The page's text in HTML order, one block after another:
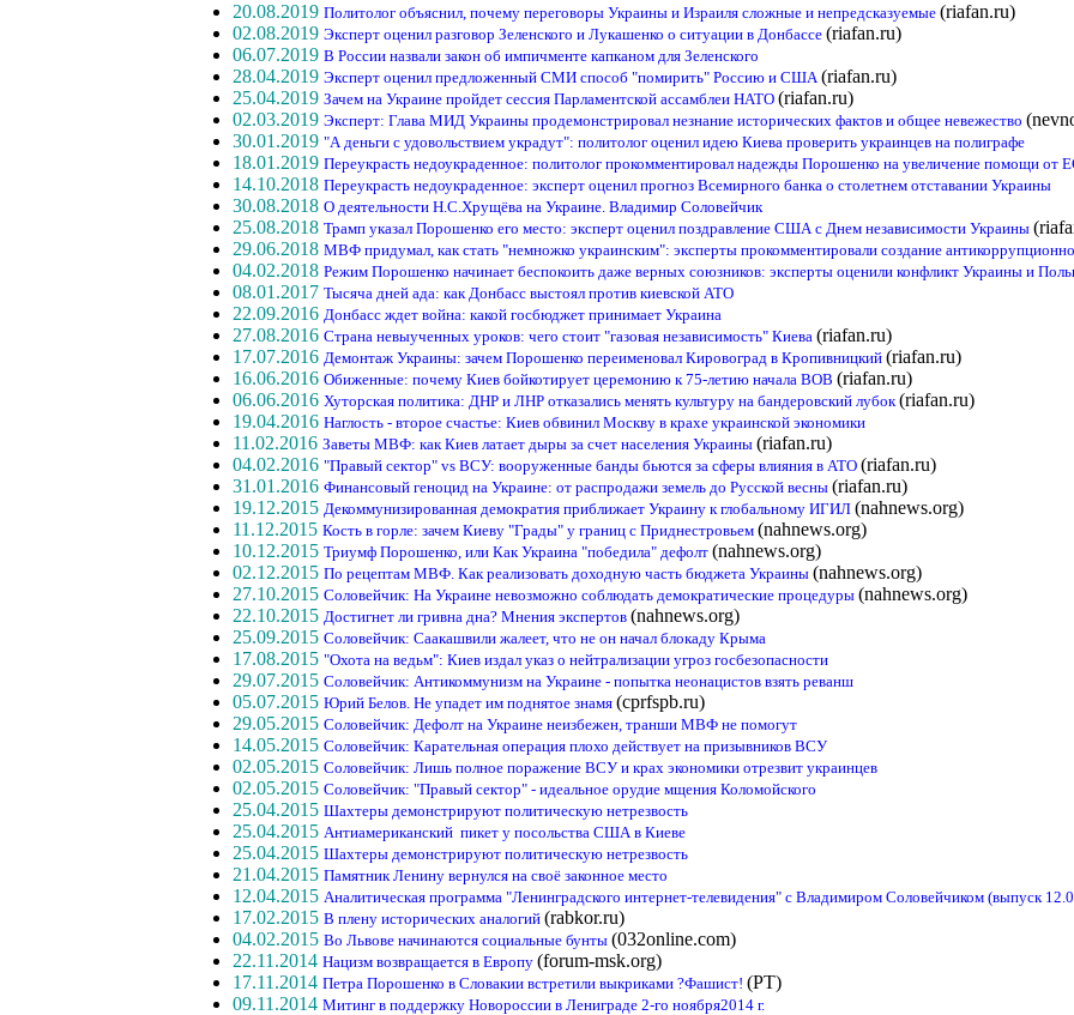
20.08.2019 Политолог объяснил, почему переговоры Украины и Израиля сложные и непредсказуемые (riafan.ru)
02.08.2019 Эксперт оценил разговор Зеленского и Лукашенко о ситуации в Донбассе (riafan.ru)
06.07.2019 В России назвали закон об импичменте капканом для Зеленского
28.04.2019 Эксперт оценил предложенный СМИ способ "помирить" Россию и США(riafan.ru)
25.04.2019 Зачем на Украине пройдет сессия Парламентской ассамблеи НАТО (riafan.ru)
02.03.2019 Эксперт: Глава МИД Украины продемонстрировал незнание исторических фактов и общее невежество
30.01.2019 "А деньги с удовольствием украдут": политолог оценил идею Киева проверить украинцев на полиграфе
18.01.2019 Переукрасть недоукраденное: политолог прокомментировал надежды Порошенко на увеличение помощи от
14.10.2018 Переукрасть недоукраденное: эксперт оценил прогноз Всемирного банка о столетнем отставании Украины
30.08.2018 О деятельности Н.С.Хрущёва на Украине. Владимир Соловейчик
25.08.2018 Трамп указал Порошенко его место: эксперт оценил поздравление США с Днем независимости Украины
29.06.2018 МВФ придумал, как стать "немножко украинским": эксперты прокомментировали создание
04.02.2018 Режим Порошенко начинает беспокоить даже верных союзников: эксперты оценили конфликт Украины и
08.01.2017 Тысяча дней ада: как Донбасс выстоял против киевской АТО
22.09.2016 Донбасс ждет война: какой госбюджет принимает Украина
27.08.2016 Страна невыученных уроков: чего стоит "газовая независимость" Киева (riafan.ru)
17.07.2016 Демонтаж Украины: зачем Порошенко переименовал Кировоград в Кропивницкий (riafan.ru)
16.06.2016 Обиженные: почему Киев бойкотирует церемонию к 75-летию начала ВОВ (riafan.ru)
06.06.2016 Хуторская политика: ДНР и ЛНР отказались менять культуру на бандеровский лубок(riafan.ru)
19.04.2016 Наглость - второе счастье: Киев обвинил Москву в крахе украинской экономики
11.02.2016 Заветы МВФ: как Киев латает дыры за счет населения Украины (riafan.ru)
04.02.2016 "Правый сектор" vs ВСУ: вооруженные банды бьются за сферы влияния в АТО (riafan.ru)
31.01.2016 Финансовый геноцид на Украине: от распродажи земель до Русской весны (riafan.ru)
19.12.2015 Декоммунизированная демократия приближает Украину к глобальному ИГИЛ (nahnews.org)
11.12.2015 Кость в горле: зачем Киеву "Грады" у границ с Приднестровьем (nahnews.org)
10.12.2015 Триумф Порошенко, или Как Украина "победила" дефолт (nahnews.org)
02.12.2015 По рецептам МВФ. Как реализовать доходную часть бюджета Украины (nahnews.org)
27.10.2015 Соловейчик: На Украине невозможно соблюдать демократические процедуры (nahnews.org)
22.10.2015 Достигнет ли гривна дна? Мнения экспертов (nahnews.org)
25.09.2015 Соловейчик: Саакашвили жалеет, что не он начал блокаду Крыма
17.08.2015 "Охота на ведьм": Киев издал указ о нейтрализации угроз госбезопасности
29.07.2015 Соловейчик: Антикоммунизм на Украине - попытка неонацистов взять реванш
05.07.2015 Юрий Белов. Не упадет им поднятое знамя (cprfspb.ru)
29.05.2015 Соловейчик: Дефолт на Украине неизбежен, транши МВФ не помогут
14.05.2015 Соловейчик: Карательная операция плохо действует на призывников ВСУ
02.05.2015 Соловейчик: Лишь полное поражение ВСУ и крах экономики отрезвит украинцев
02.05.2015 Соловейчик: "Правый сектор" - идеальное орудие мщения Коломойского
25.04.2015 Шахтеры демонстрируют политическую нетрезвость
25.04.2015 Антиамериканский пикет у посольства США в Киеве
25.04.2015 Шахтеры демонстрируют политическую нетрезвость
21.04.2015 Памятник Ленину вернулся на своё законное место
12.04.2015 Аналитическая программа "Ленинградского интернет-телевидения" с Владимиром Соловейчиком (выпуск
17.02.2015 В плену исторических аналогий (rabkor.ru)
04.02.2015 Во Львове начинаются социальные бунты (032online.com)
22.11.2014 Нацизм возвращается в Европу (forum-msk.org)
17.11.2014 Петра Порошенко в Словакии встретили выкриками ?Фашист! (РТ)
09.11.2014 Митинг в поддержку Новороссии в Лениграде 2-го ноября2014 г.